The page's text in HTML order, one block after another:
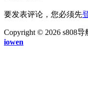
要发表评论，您必须先
Copyright © 2026 s808
iowen